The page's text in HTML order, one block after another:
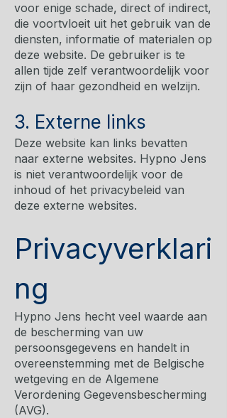
voor enige schade, direct of indirect,
die voortvloeit uit het gebruik van de
diensten, informatie of materialen op
deze website. De gebruiker is te
allen tijde zelf verantwoordelijk voor
zijn of haar gezondheid en welzijn.
3. Externe links
Deze website kan links bevatten
naar externe websites. Hypno Jens
is niet verantwoordelijk voor de
inhoud of het privacybeleid van
deze externe websites.
Privacyverklari
ng
Hypno Jens hecht veel waarde aan
de bescherming van uw
persoonsgegevens en handelt in
overeenstemming met de Belgische
wetgeving en de Algemene
Verordening Gegevensbescherming
(AVG).